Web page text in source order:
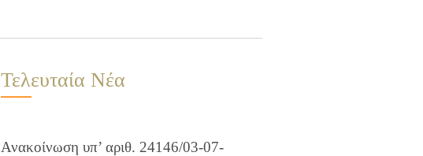
Τελευταία Νέα
Ανακοίνωση υπ’ αριθ. 24146/03-07-